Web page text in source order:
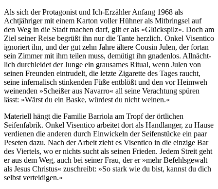
Als sich der Protagonist und Ich-Erzähler Anfang 1968 als
Achtjähriger mit einem Karton voller Hühner als Mitbringsel auf
den Weg in die Stadt machen darf, gilt er als »Glückspilz«. Doch am
Ziel seiner Reise begrüßt ihn nur die Tante herzlich. Onkel Visentico
ignoriert ihn, und der gut zehn Jahre ältere Cousin Julen, der fortan
sein Zimmer mit ihm teilen muss, demütigt ihn gnadenlos. Allnächt­
lich durchleidet der Junge ein grausames Ritual, wenn Julen von
seinen Freunden eintrudelt, die letzte Zigarette des Tages raucht,
seine inferna­lisch stinkenden Füße entblößt und den vor Heimweh
weinenden »Scheißer aus Navarro« all seine Verachtung spüren
lässt: »Wärst du ein Baske, würdest du nicht weinen.«
Materiell hängt die Familie Barriola am Tropf der örtlichen
Seifenfabrik. Onkel Visentico arbeitet dort als Handlanger, zu Hause
verdienen die anderen durch Einwickeln der Seifen­stücke ein paar
Peseten dazu. Nach der Arbeit zieht es Visentico in die einzige Bar
des Viertels, wo er nichts sucht als seinen Frieden. Jedem Streit geht
er aus dem Weg, auch bei seiner Frau, der er »mehr Befehls­gewalt
als Jesus Christus« zuschreibt: »So stark wie du bist, kannst du dich
selbst verteidigen.«